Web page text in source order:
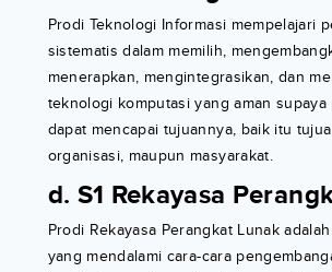
Prodi Teknologi Informasi mempelajari
sistematis dalam memilih,
menerapkan, mengintegrasikan, dan
teknologi komputasi yang aman
dapat mencapai tujuannya, baik itu
organisasi, maupun masyarakat.
d. S1 Rekayasa
Prodi Rekayasa Perangkat Lunak
yang mendalami cara-cara